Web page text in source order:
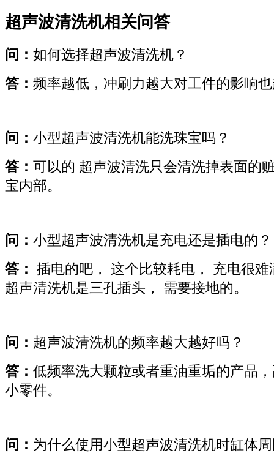
超声波清洗机相关问答
问： 如何选择超声波清洗机？
答： 频率越低，冲刷力越大对工件的影响
问： 小型超声波清洗机能洗珠宝吗？
答： 可以的 超声波清洗只会清洗掉表面的
宝内部。
问： 小型超声波清洗机是充电还是插电的？
答： 插电的吧， 这个比较耗电， 充电很
超声清洗机是三孔插头， 需要接地的。
问： 超声波清洗机的频率越大越好吗？
答： 低频率洗大颗粒或者重油重垢的产品
小零件。
问： 为什么使用小型超声波清洗机时缸体